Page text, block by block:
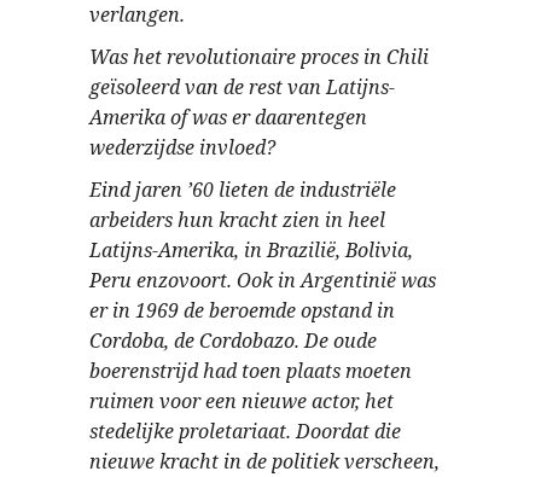
verlangen.
Was het revolutionaire proces in Chili
geïsoleerd van de rest van Latijns-
Amerika of was er daarentegen
wederzijdse invloed?
Eind jaren ’60 lieten de industriële
arbeiders hun kracht zien in heel
Latijns-Amerika, in Brazilië, Bolivia,
Peru enzovoort. Ook in Argentinië was
er in 1969 de beroemde opstand in
Cordoba, de Cordobazo. De oude
boerenstrijd had toen plaats moeten
ruimen voor een nieuwe actor, het
stedelijke proletariaat. Doordat die
nieuwe kracht in de politiek verscheen,